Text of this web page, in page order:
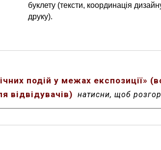
буклету (тексти, координація
друку).
подій у межах експозиції»
відвідувачів) натисни, щоб